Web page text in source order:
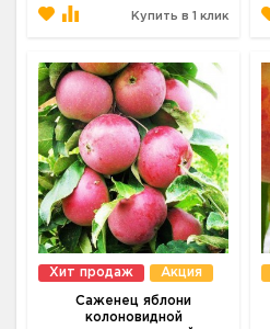
Купить в 1 клик
Хит продаж Акция
Саженец яблони
колоновидной